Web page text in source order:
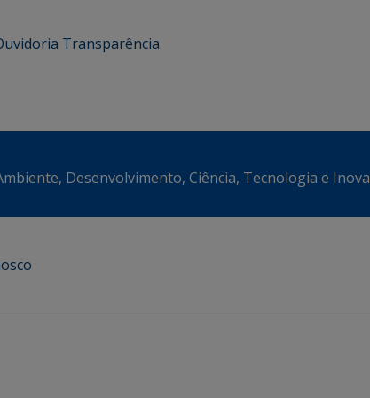
Transparência
Desenvolvimento, Ciência, Tecnologia e